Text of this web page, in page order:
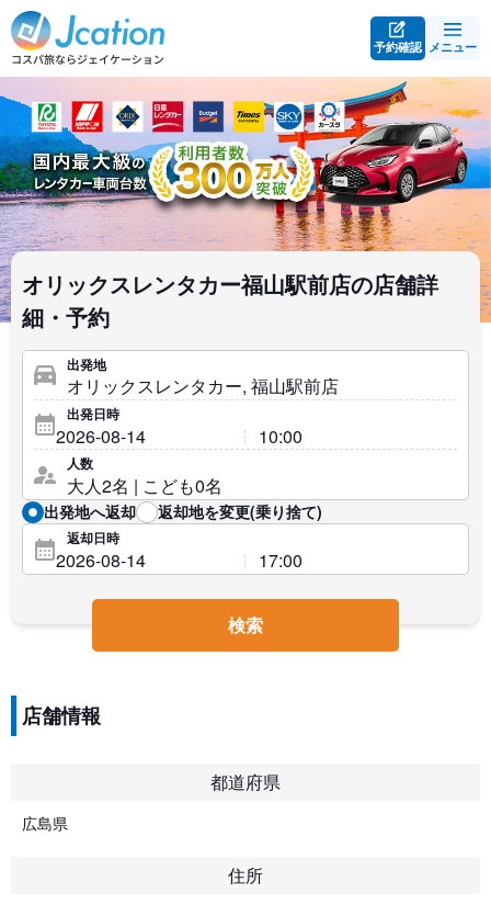
予約確認 メニュー
オリックスレンタカー福山駅前店の店舗詳
細・予約
出発地
出発日時
人数
出発地へ返却 返却地を変更(乗り捨て)
返却日時
検索
店舗情報
都道府県
広島県
住所